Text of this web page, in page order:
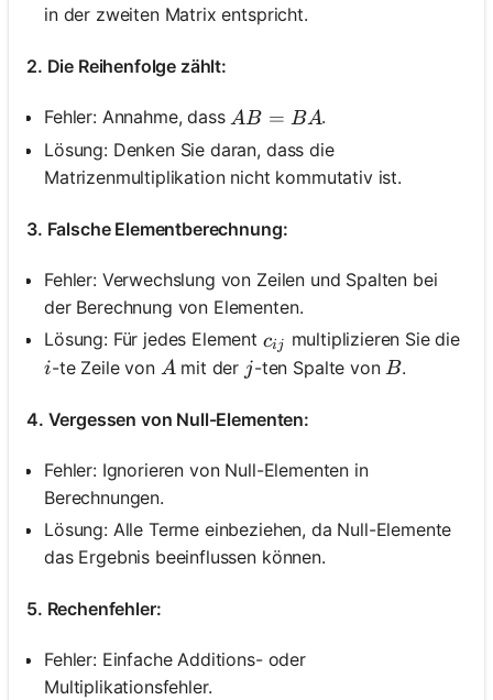
in der zweiten Matrix entspricht.
2. Die Reihenfolge zählt:
Fehler: Annahme, dass A B=B A
AB = BA.
Lösung: Denken Sie daran, dass die
Matrizenmultiplikation nicht kommutativ ist.
3. Falsche Elementberechnung:
Fehler: Verwechslung von Zeilen und Spalten bei
der Berechnung von Elementen.
Lösung: Für jedes Element c_{i j}
cij multiplizieren Sie die
i
i-te Zeile von A
A mit der jj-ten Spalte von B
B.
4. Vergessen von Null-Elementen:
Fehler: Ignorieren von Null-Elementen in
Berechnungen.
Lösung: Alle Terme einbeziehen, da Null-Elemente
das Ergebnis beeinflussen können.
5. Rechenfehler:
Fehler: Einfache Additions- oder
Multiplikationsfehler.